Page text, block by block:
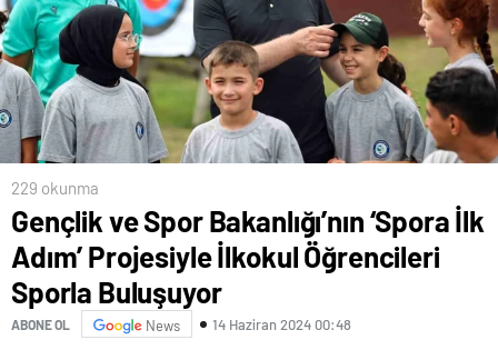
229 okunma
Gençlik ve Spor Bakanlığı’nın ‘Spora İlk
Adım’ Projesiyle İlkokul Öğrencileri
Sporla Buluşuyor
ABONE OL News 14 Haziran 2024 00:48